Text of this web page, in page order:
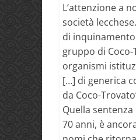
L’attenzione a
società
di
gruppo di
organismi
[…] di generica
da Coco-
Quella
70 anni, è